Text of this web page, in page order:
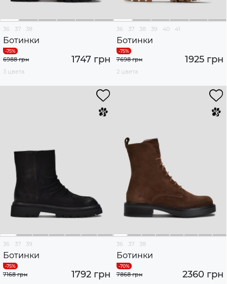
36 37 38
Ботинки
1747 грн
6988 грн
3 цвета
36 37 38 39 40 41
Ботинки
1925 грн
7698 грн
2 цвета
36 37 39
Ботинки
1792 грн
7168 грн
36 37 38
Ботинки
2360 грн
7868 грн